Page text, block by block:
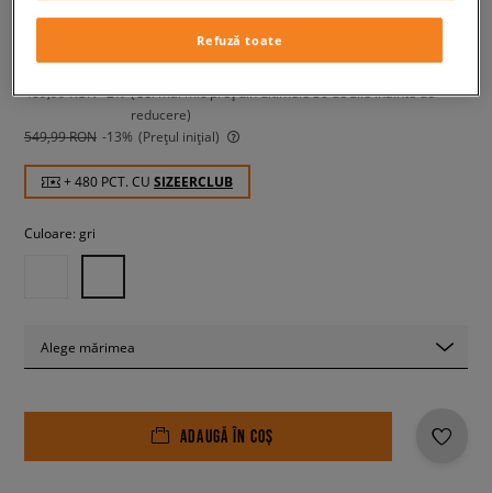
479,99 RON cu TVA
489,99 RON -2% (Cel mai mic preț din ultimele 30 de zile înainte de
reducere)
549,99 RON -13% (Prețul inițial)
+ 480 PCT. CU SIZEERCLUB
Culoare: gri
Alege mărimea
ADAUGĂ ÎN COȘ
Refuză toate